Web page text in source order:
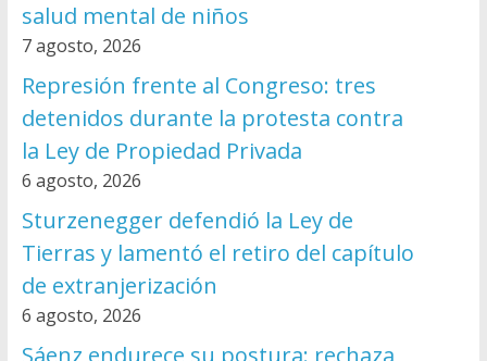
salud mental de niños
7 agosto, 2026
Represión frente al Congreso: tres
detenidos durante la protesta contra
la Ley de Propiedad Privada
6 agosto, 2026
Sturzenegger defendió la Ley de
Tierras y lamentó el retiro del capítulo
de extranjerización
6 agosto, 2026